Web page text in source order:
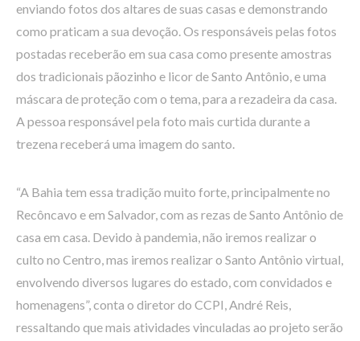
enviando fotos dos altares de suas casas e demonstrando
como praticam a sua devoção. Os responsáveis pelas fotos
postadas receberão em sua casa como presente amostras
dos tradicionais pãozinho e licor de Santo Antônio, e uma
máscara de proteção com o tema, para a rezadeira da casa.
A pessoa responsável pela foto mais curtida durante a
trezena receberá uma imagem do santo.
“A Bahia tem essa tradição muito forte, principalmente no
Recôncavo e em Salvador, com as rezas de Santo Antônio de
casa em casa. Devido à pandemia, não iremos realizar o
culto no Centro, mas iremos realizar o Santo Antônio virtual,
envolvendo diversos lugares do estado, com convidados e
homenagens”, conta o diretor do CCPI, André Reis,
ressaltando que mais atividades vinculadas ao projeto serão